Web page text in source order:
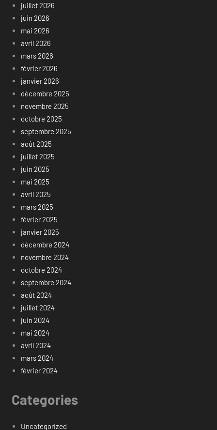
juillet 2026
juin 2026
mai 2026
avril 2026
mars 2026
février 2026
janvier 2026
décembre 2025
novembre 2025
octobre 2025
septembre 2025
août 2025
juillet 2025
juin 2025
mai 2025
avril 2025
mars 2025
février 2025
janvier 2025
décembre 2024
novembre 2024
octobre 2024
septembre 2024
août 2024
juillet 2024
juin 2024
mai 2024
avril 2024
mars 2024
février 2024
Categories
Uncategorized